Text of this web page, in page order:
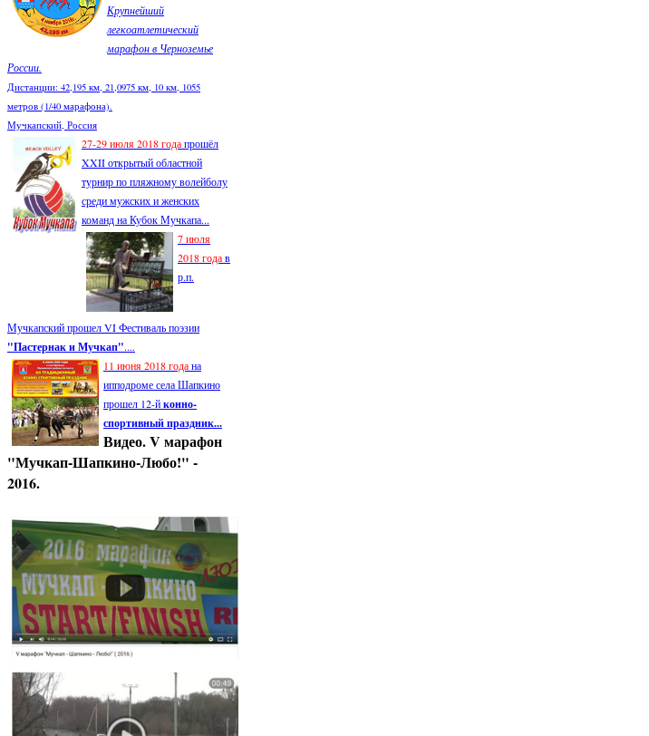
Крупнейший
легкоатлетический
марафон в Черноземье
России.
Дистанции: 42,195 км, 21,0975 км, 10 км, 1055
метров (1/40 марафона).
Мучкапский, Россия
27-29 июля 2018 годапрошёл
XXII открытый областной
турнир по пляжному волейболу
среди мужских и женских
команд на Кубок Мучкапа...
7 июля
2018 годав
р.п.
Мучкапский прошел VI Фестиваль поэзии
"Пастернак и Мучкап"....
11 июня 2018 годана
ипподроме села Шапкино
прошел 12-йконно-
спортивный праздник...
Видео. V марафон
"Мучкап-Шапкино-Любо!" -
2016.